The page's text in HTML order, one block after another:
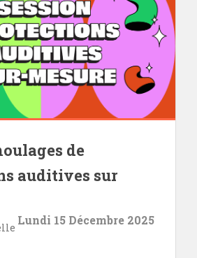
de
auditives sur
Lundi 15 Décembre 2025